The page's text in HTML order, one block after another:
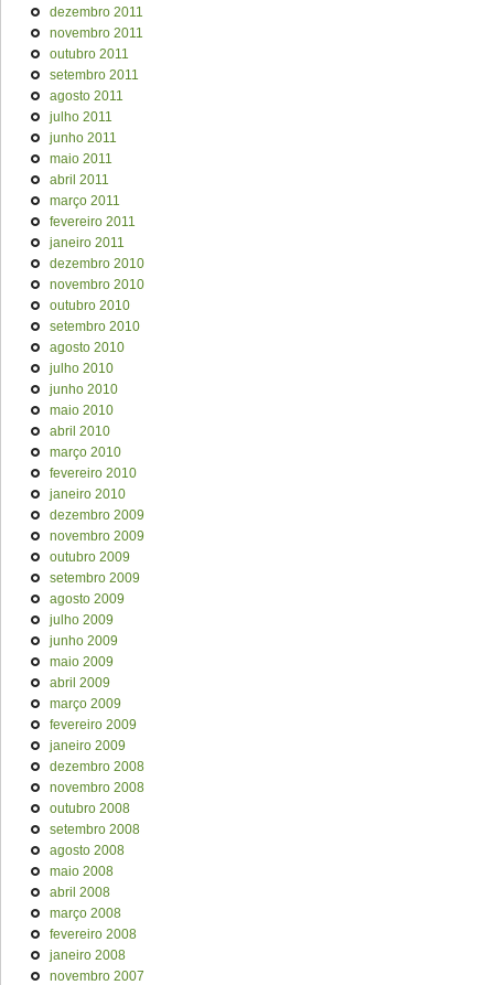
dezembro 2011
novembro 2011
outubro 2011
setembro 2011
agosto 2011
julho 2011
junho 2011
maio 2011
abril 2011
março 2011
fevereiro 2011
janeiro 2011
dezembro 2010
novembro 2010
outubro 2010
setembro 2010
agosto 2010
julho 2010
junho 2010
maio 2010
abril 2010
março 2010
fevereiro 2010
janeiro 2010
dezembro 2009
novembro 2009
outubro 2009
setembro 2009
agosto 2009
julho 2009
junho 2009
maio 2009
abril 2009
março 2009
fevereiro 2009
janeiro 2009
dezembro 2008
novembro 2008
outubro 2008
setembro 2008
agosto 2008
maio 2008
abril 2008
março 2008
fevereiro 2008
janeiro 2008
novembro 2007